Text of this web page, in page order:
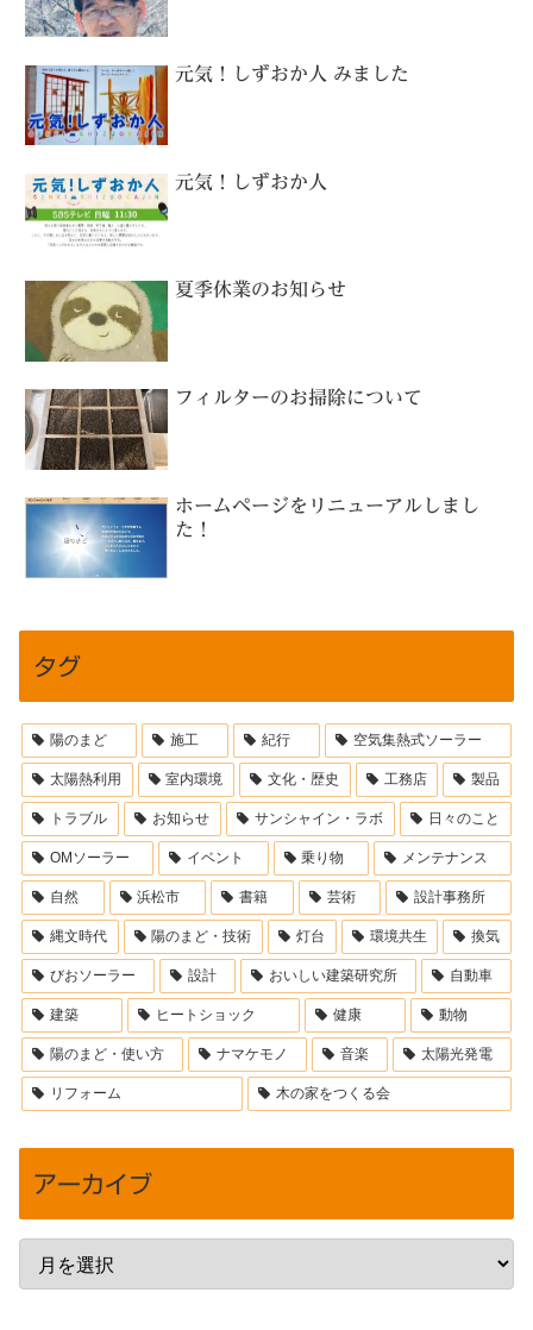
元気！しずおか人 みました
元気！しずおか人
夏季休業のお知らせ
フィルターのお掃除について
ホームページをリニューアルしまし
た！
タグ
陽のまど 施工 紀行 空気集熱式ソーラー
太陽熱利用 室内環境 文化・歴史 工務店 製品
トラブル お知らせ サンシャイン・ラボ 日々のこと
OMソーラー イベント 乗り物 メンテナンス
自然 浜松市 書籍 芸術 設計事務所
縄文時代 陽のまど・技術 灯台 環境共生 換気
びおソーラー 設計 おいしい建築研究所 自動車
建築 ヒートショック 健康 動物
陽のまど・使い方 ナマケモノ 音楽 太陽光発電
リフォーム 木の家をつくる会
アーカイブ